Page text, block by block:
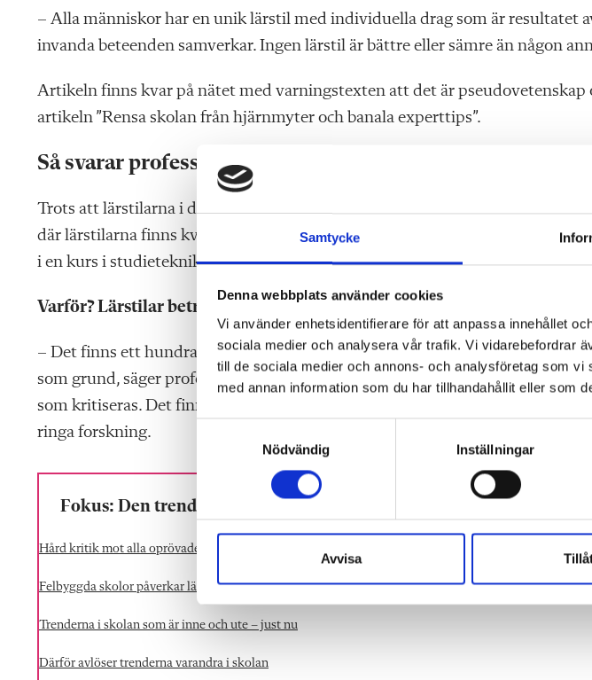
Samtycke
Denna webbplats använder cookies
Vi använder enhetsidentifierare för att anpassa innehållet
sociala medier och analysera vår trafik. Vi vidarebefordrar
till de sociala medier och annons- och analysföretag som
med annan information som du har tillhandahållit eller som
m
y
k
s
v
l
Nödvändig Inställningar
Avvisa
– Alla människor har en unik lärstil med individuella drag som är resultatet
invanda beteenden samverkar. Ingen lärstil är bättre eller sämre än någon
Artikeln finns kvar på nätet med varningstexten att det är
artikeln ”Rensa skolan från hjärnmyter och banala experttips”.
Så svarar professorn
Trots att lärstilarna i dag betraktas som pseudovetenskap lever de vidare.
där lärstilarna finns kvar i kursprogrammet som en del
i en kurs i studieteknik.
Varför? Lärstilar betraktas ju som ­pseudovetenskap?
– Det finns ett hundratal modeller som kan betecknas lärstilar, med mer
som grund, säger professor Lena Boström. Det är viktigt i sammanhangen
som kritiseras. Det finns modeller som har omfattande forskning som grund
ringa forskning.
Fokus: Den trendkänsliga skolan
Hård kritik mot alla oprövade trender i skolan
Felbyggda skolor påverkar lärare och elever i många år
Trenderna i skolan som är inne och ute – just nu
Därför avlöser trenderna varandra i skolan